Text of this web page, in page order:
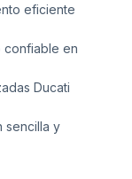
eficiente
confiable en
Ducati
sencilla y